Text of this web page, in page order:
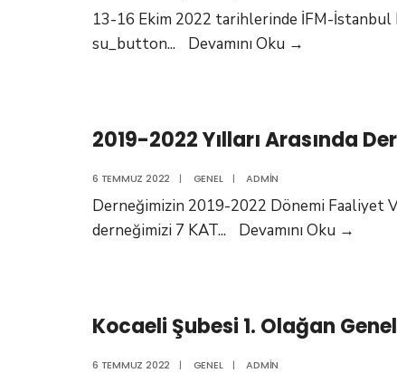
13-16 Ekim 2022 tarihlerinde İFM-İstanbul
su_button... Devamını Oku →
2019-2022 Yılları Arasında
6 TEMMUZ 2022 | GENEL | ADMIN
Derneğimizin 2019-2022 Dönemi Faaliyet
derneğimizi 7 KAT... Devamını Oku →
Kocaeli Şubesi 1. Olağan
6 TEMMUZ 2022 | GENEL | ADMIN